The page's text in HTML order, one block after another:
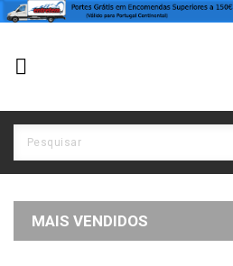

MAIS VENDIDOS